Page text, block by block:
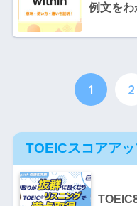
例文をわ
1 2
TOEICスコアア